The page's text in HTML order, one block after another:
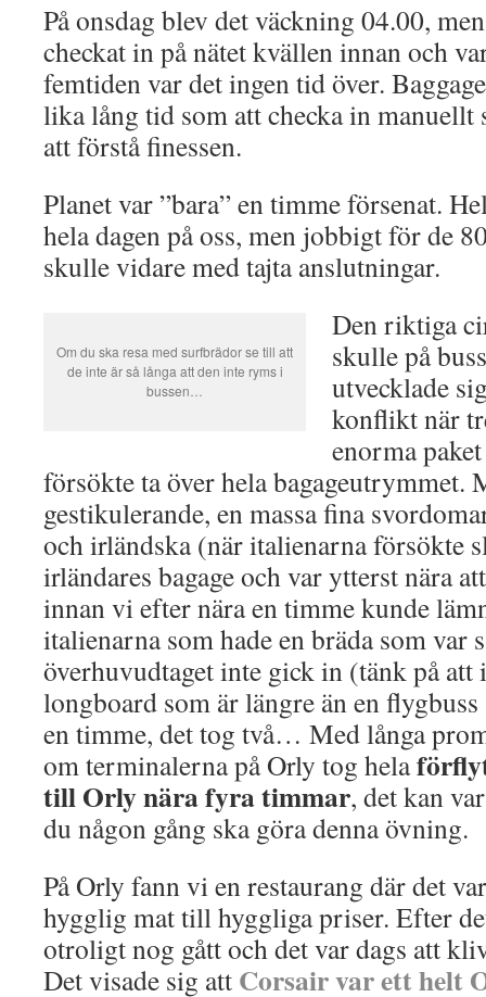
På onsdag blev det väckning 04.00,
checkat in på nätet kvällen innan och
femtiden var det ingen tid över.
lika lång tid som att checka in manuellt
att förstå finessen.
Planet var ”bara” en timme försenat.
hela dagen på oss, men jobbigt för de
skulle vidare med tajta anslutningar.
Om du ska resa med surfbrädor se till att
de inte är så långa att den inte ryms i
bussen…
Den riktiga
skulle på
utvecklade
konflikt när
enorma
försökte ta över hela bagageutrymmet.
gestikulerande, en massa fina
och irländska (när italienarna försökte
irländares bagage och var ytterst nära
innan vi efter nära en timme kunde
italienarna som hade en bräda som var
överhuvudtaget inte gick in (tänk på att
longboard som är längre än en
en timme, det tog två… Med långa
om terminalerna på Orly tog hela
till Orly nära fyra timmar, det kan
du någon gång ska göra denna övning.
På Orly fann vi en restaurang där det
hygglig mat till hyggliga priser. Efter
otroligt nog gått och det var dags att
Det visade sig att Corsair var ett helt